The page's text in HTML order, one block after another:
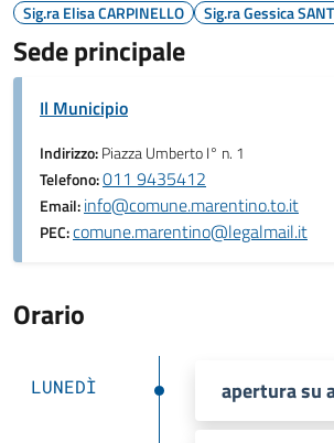
Sig.ra Elisa CARPINELLO Sig.ra Gessica
Sede principale
Il Municipio
Indirizzo:Piazza Umberto I° n. 1
Telefono:011 9435412
Email:info@comune.marentino.to.it
PEC:comune.marentino@legalmail.it
Orario
LUNEDÌ apertura su